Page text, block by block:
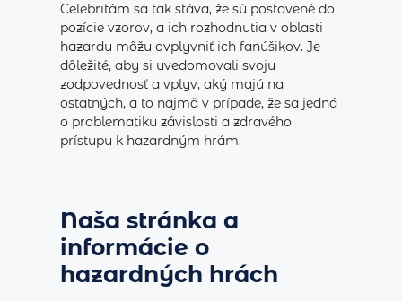
Celebritám sa tak stáva, že sú postavené do
pozície vzorov, a ich rozhodnutia v oblasti
hazardu môžu ovplyvniť ich fanúšikov. Je
dôležité, aby si uvedomovali svoju
zodpovednosť a vplyv, aký majú na
ostatných, a to najmä v prípade, že sa jedná
o problematiku závislosti a zdravého
prístupu k hazardným hrám.
Naša stránka a
informácie o
hazardných hrách